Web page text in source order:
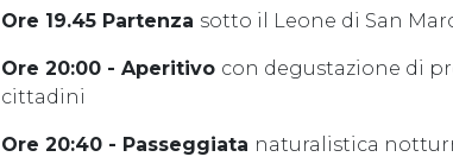
Ore 19.45 Partenza sotto il Leone di San
Ore 20:00 - Aperitivo con degustazione di
cittadini
Ore 20:40 - Passeggiata naturalistica